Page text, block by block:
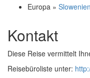
Europa »
Kontakt
Diese Reise vermittelt
Reisebüroliste unter: